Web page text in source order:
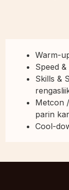
Warm-
Speed
Skills &
Metcon
parin
Cool-